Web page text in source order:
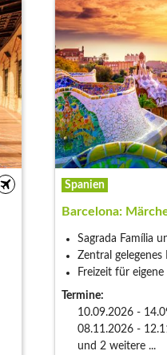
Spanien
Barcelona:
Sagrada Família
Zentral gelegenes
Freizeit für
Termine:
10.09.2026 -
08.11.2026 -
und 2 weitere ...